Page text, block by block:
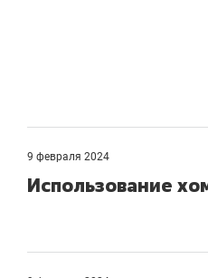
9 февраля 2024
Использование